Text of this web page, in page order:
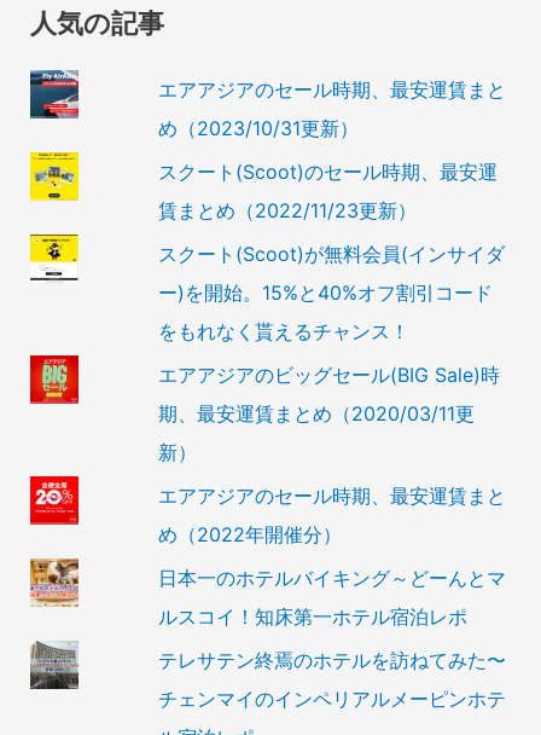
人気の記事
エアアジアのセール時期、最安運賃まと
め（2023/10/31更新）
スクート(Scoot)のセール時期、最安運
賃まとめ（2022/11/23更新）
スクート(Scoot)が無料会員(インサイダ
ー)を開始。15%と40%オフ割引コード
をもれなく貰えるチャンス！
エアアジアのビッグセール(BIG Sale)時
期、最安運賃まとめ（2020/03/11更
新）
エアアジアのセール時期、最安運賃まと
め（2022年開催分）
日本一のホテルバイキング～どーんとマ
ルスコイ！知床第一ホテル宿泊レポ
テレサテン終焉のホテルを訪ねてみた〜
チェンマイのインペリアルメーピンホテ